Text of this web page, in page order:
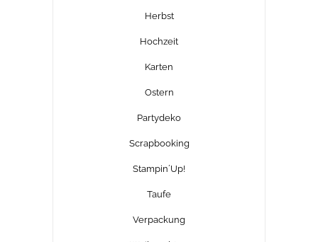
Herbst
Hochzeit
Karten
Ostern
Partydeko
Scrapbooking
Stampin´Up!
Taufe
Verpackung